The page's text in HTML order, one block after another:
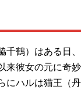
千鶴）はある日
来彼女の元に奇
にハルは猫王（